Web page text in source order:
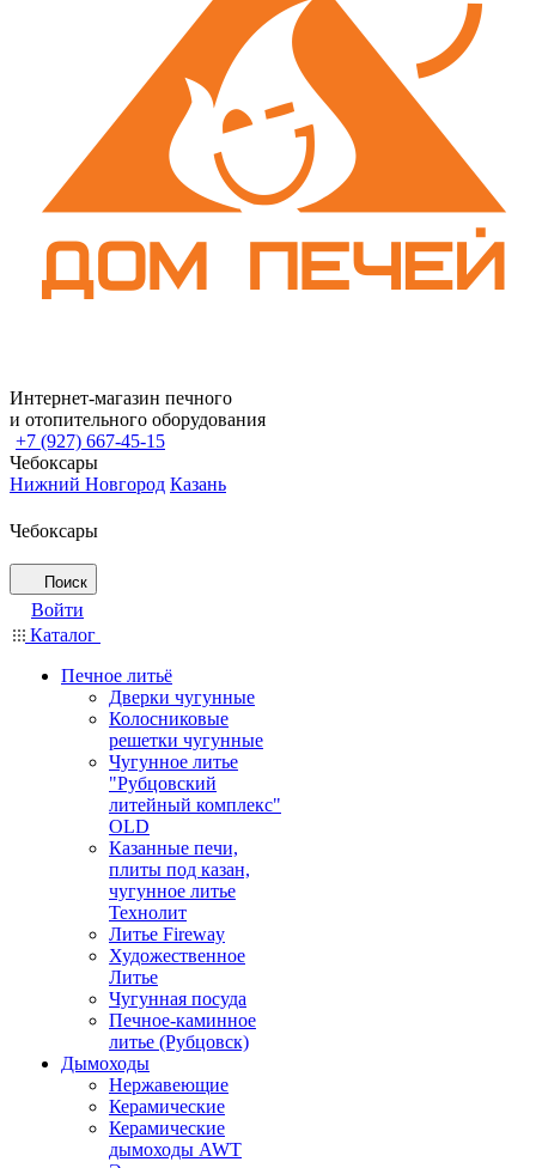
Интернет-магазин печного
и отопительного оборудования
+7 (927) 667-45-15
Чебоксары
Нижний Новгород Казань
Чебоксары
Поиск
Войти
Каталог
Печное литьё
Дверки чугунные
Колосниковые
решетки чугунные
Чугунное литье
"Рубцовский
литейный комплекс"
OLD
Казанные печи,
плиты под казан,
чугунное литье
Технолит
Литье Fireway
Художественное
Литье
Чугунная посуда
Печное-каминное
литье (Рубцовск)
Дымоходы
Нержавеющие
Керамические
Керамические
дымоходы AWT